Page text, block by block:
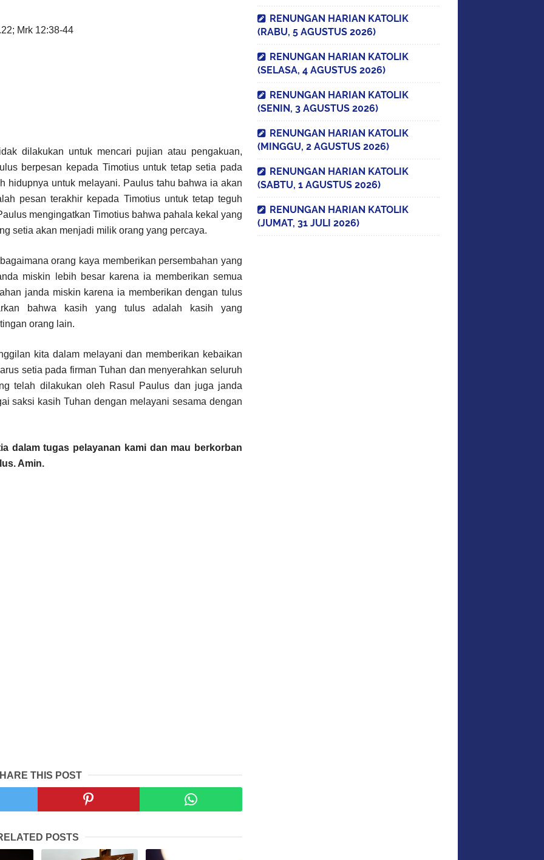
Mrk 12:38-44
dilakukan untuk mencari pujian atau pengakuan,
berpesan kepada Timotius untuk tetap setia pada
hidupnya untuk melayani. Paulus tahu bahwa ia akan
pesan terakhir kepada Timotius untuk tetap teguh
mengingatkan Timotius bahwa pahala kekal yang
setia akan menjadi milik orang yang percaya.
orang kaya memberikan persembahan yang
miskin lebih besar karena ia memberikan semua
janda miskin karena ia memberikan dengan tulus
bahwa kasih yang tulus adalah kasih yang
orang lain.
kita dalam melayani dan memberikan kebaikan
setia pada firman Tuhan dan menyerahkan seluruh
telah dilakukan oleh Rasul Paulus dan juga janda
saksi kasih Tuhan dengan melayani sesama dengan
dalam tugas pelayanan kami dan mau berkorban
Amin.
THIS POST
POSTS
RENUNGAN HARIAN KATOLIK
(RABU, 5 AGUSTUS 2026)
RENUNGAN HARIAN KATOLIK
(SELASA, 4 AGUSTUS 2026)
RENUNGAN HARIAN KATOLIK
(SENIN, 3 AGUSTUS 2026)
RENUNGAN HARIAN KATOLIK
(MINGGU, 2 AGUSTUS 2026)
RENUNGAN HARIAN KATOLIK
(SABTU, 1 AGUSTUS 2026)
RENUNGAN HARIAN KATOLIK
(JUMAT, 31 JULI 2026)